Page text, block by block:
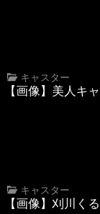
キャスター
【画像】美人キ
キャスター
【画像】刈川く